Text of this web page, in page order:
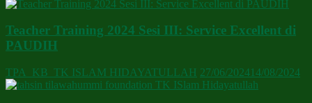
Teacher Training 2024 Sesi III: Service Excellent di
PAUDIH
TPA_KB_TK ISLAM HIDAYATULLAH 27/06/202414/08/2024